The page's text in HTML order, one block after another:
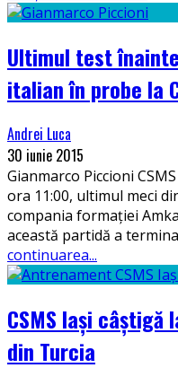
Ultimul test
italian în probe la
Andrei Luca
30 iunie 2015
Gianmarco Piccioni
ora 11:00, ultimul meci
compania formației
această partidă a
continuarea...
CSMS Iași
din Turcia